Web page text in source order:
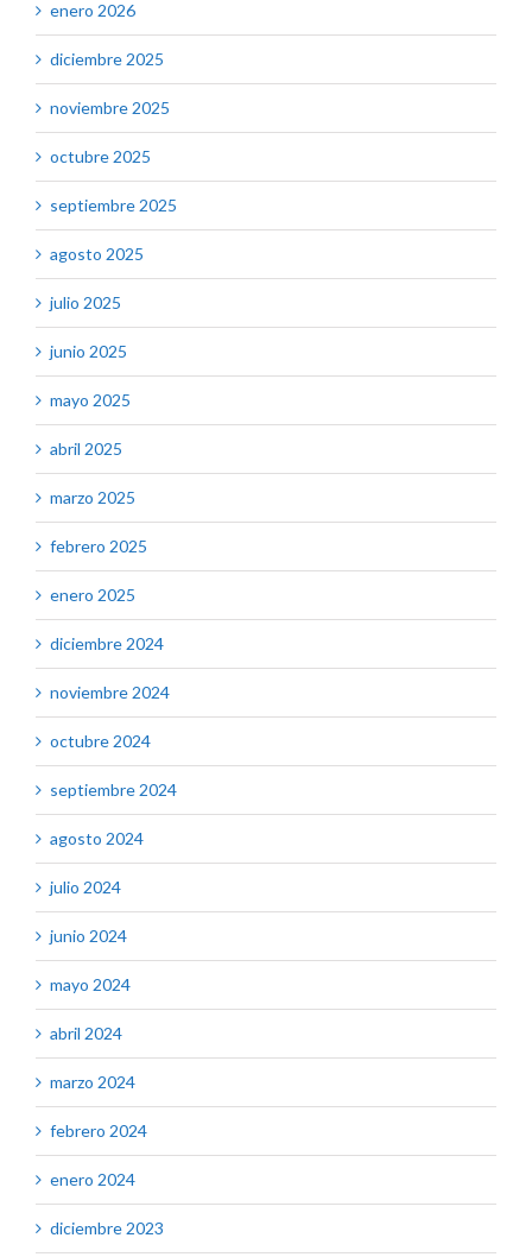
enero 2026
diciembre 2025
noviembre 2025
octubre 2025
septiembre 2025
agosto 2025
julio 2025
junio 2025
mayo 2025
abril 2025
marzo 2025
febrero 2025
enero 2025
diciembre 2024
noviembre 2024
octubre 2024
septiembre 2024
agosto 2024
julio 2024
junio 2024
mayo 2024
abril 2024
marzo 2024
febrero 2024
enero 2024
diciembre 2023